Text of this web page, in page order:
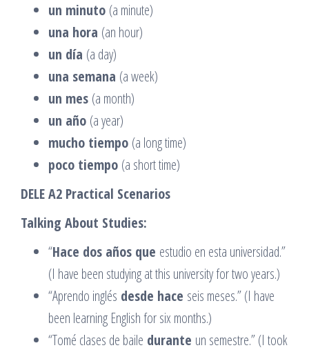
un minuto (a minute)
una hora (an hour)
un día (a day)
una semana (a week)
un mes (a month)
un año (a year)
mucho tiempo (a long time)
poco tiempo (a short time)
DELE A2 Practical Scenarios
Talking About Studies:
“Hace dos años que estudio en esta universidad.”
(I have been studying at this university for two years.)
“Aprendo inglés desde hace seis meses.” (I have
been learning English for six months.)
“Tomé clases de baile durante un semestre.” (I took